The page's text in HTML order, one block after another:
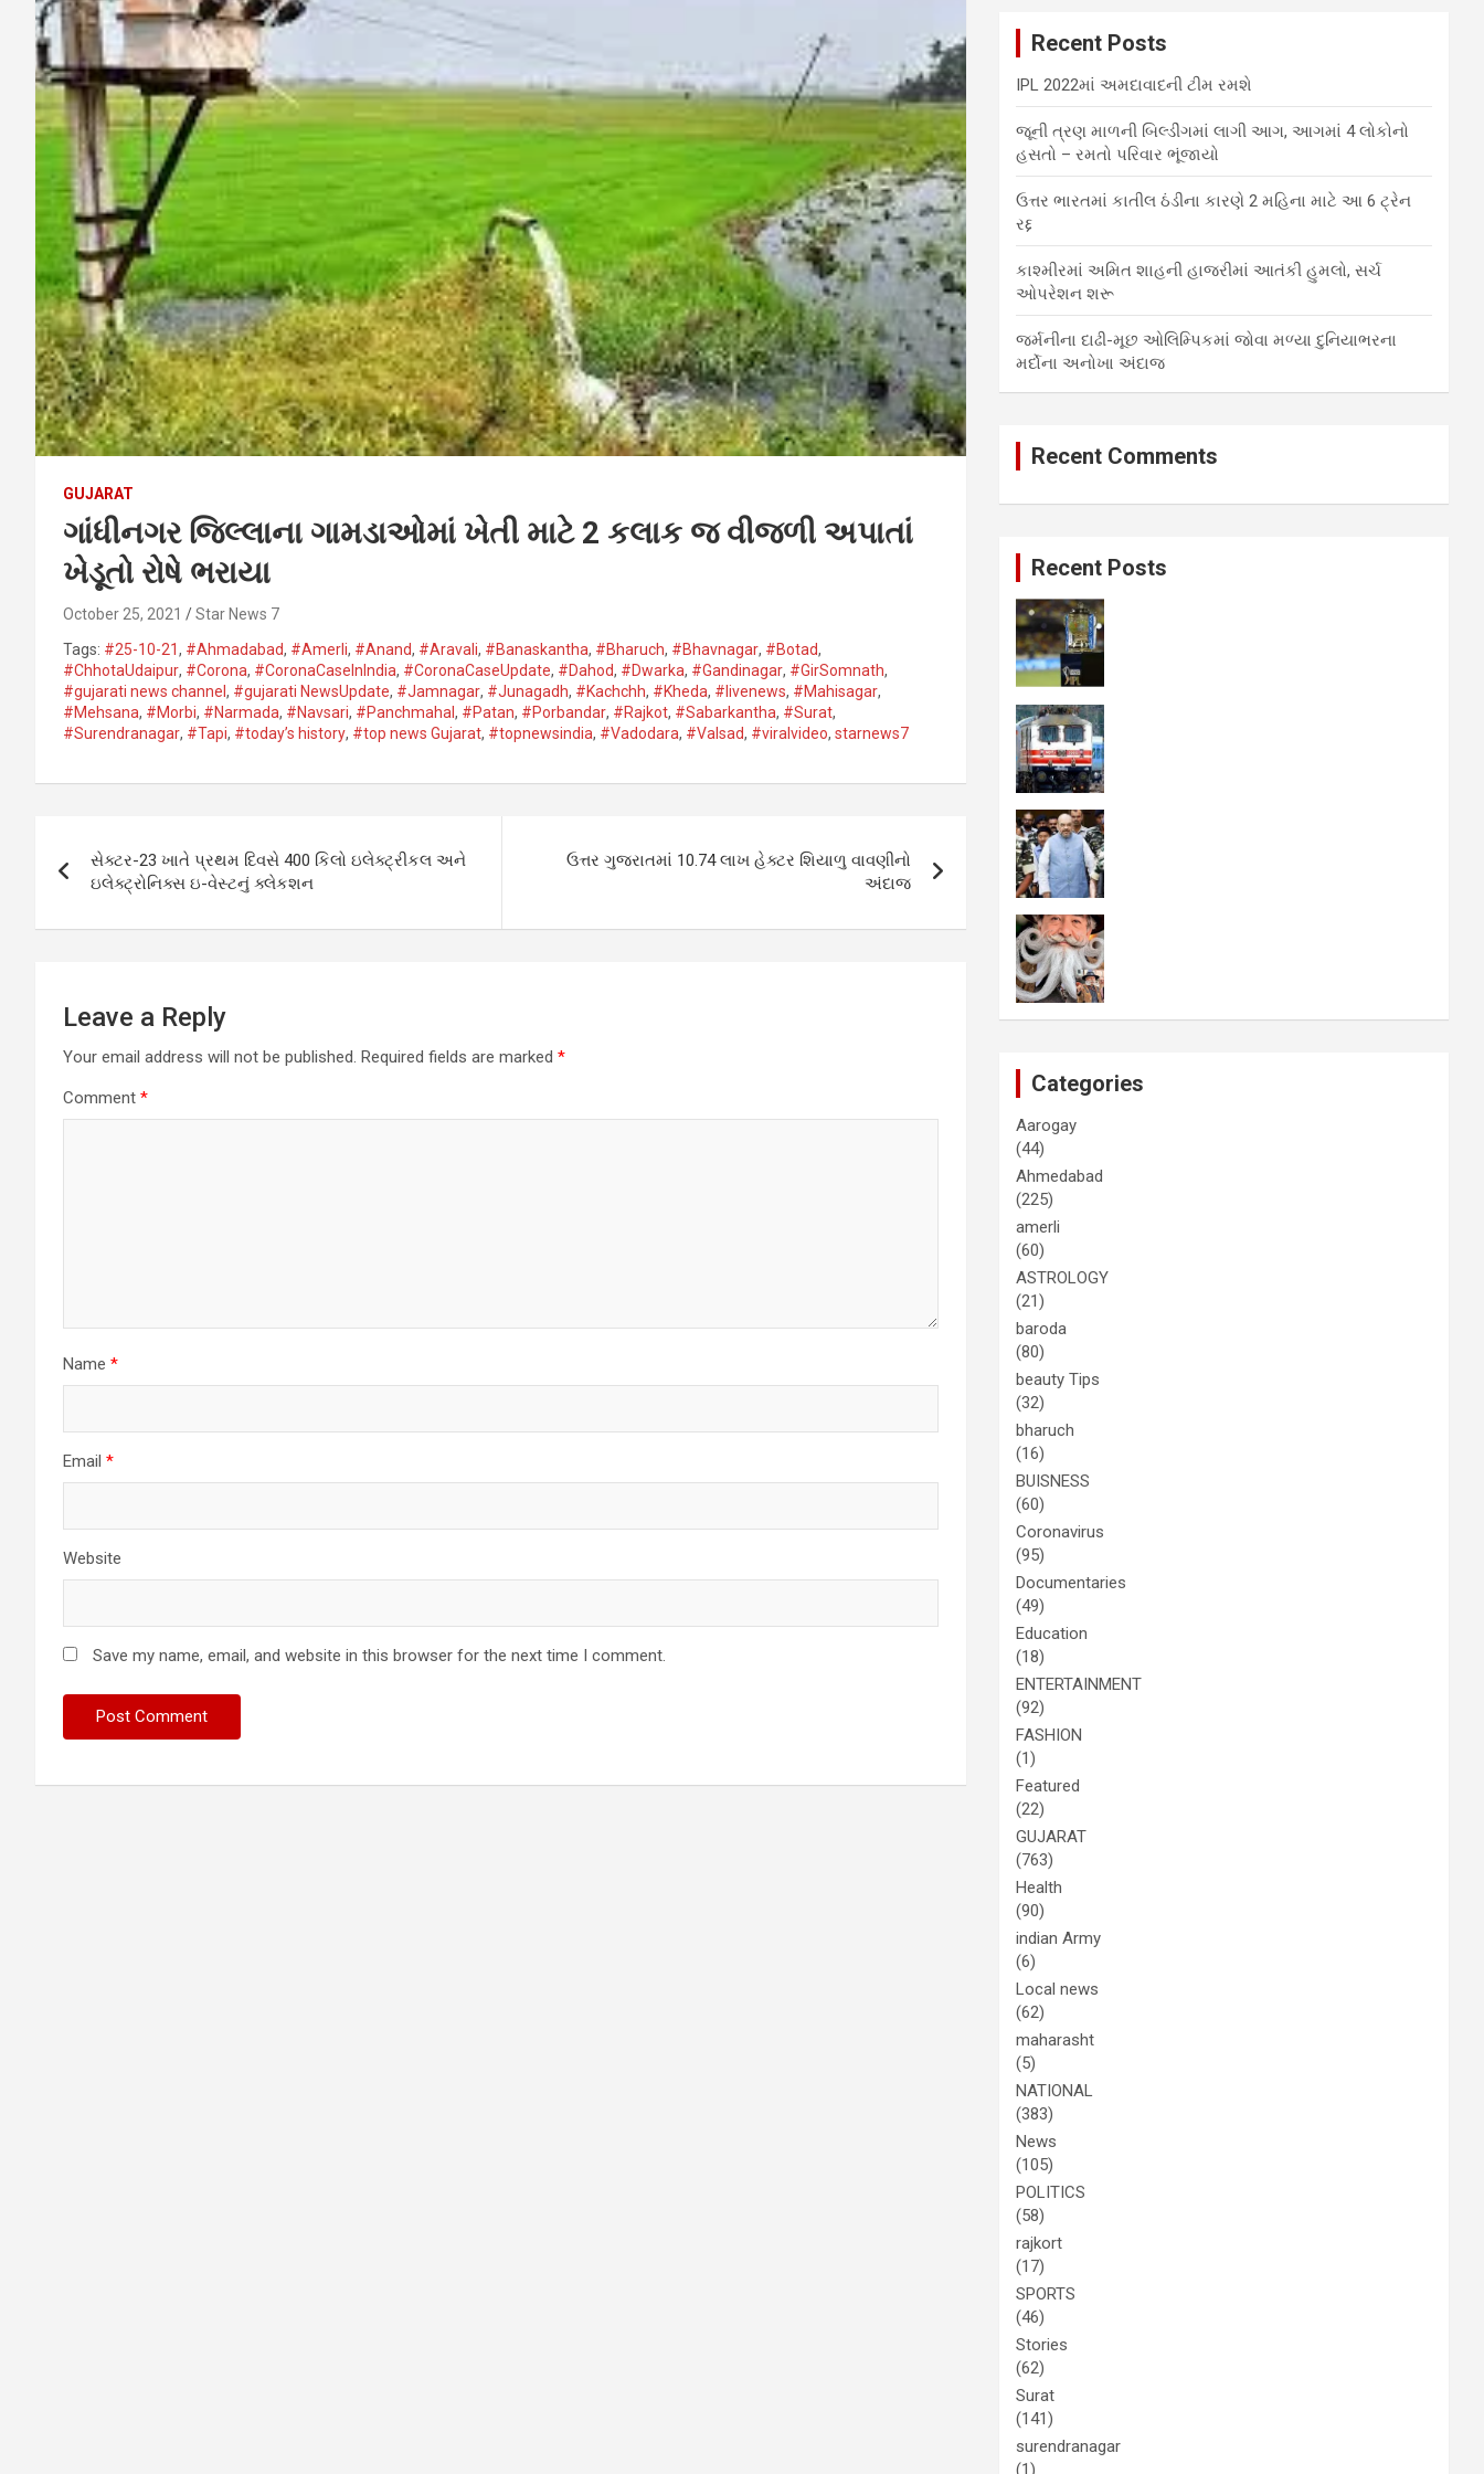
GUJARAT
ગાંધીનગર જિલ્લાના ગામડાઓમાં ખેતી માટે 2 કલાક જ વીજળી અપાતાં
ખેડૂતો રોષે ભરાયા
October 25, 2021
Star News 7
Tags: #25-10-21, #Ahmadabad, #Amerli, #Anand, #Aravali, #Banaskantha​, #Bharuch, #Bhavnagar​, #Botad,
#ChhotaUdaipur, #Corona​, #CoronaCaseInIndia, #CoronaCaseUpdate, #Dahod​, #Dwarka​, #Gandinagar, #GirSomnath,
#gujarati news channel , #gujarati NewsUpdate, #Jamnagar​, #Junagadh​, #Kachchh, #Kheda​, #livenews, #Mahisagar​,
#Mehsana, #Morbi, #Narmada, #Navsari​, #Panchmahal , #Patan​, #Porbandar​, #Rajkot​, #Sabarkantha​, #Surat​,
#Surendranagar, #Tapi​, #today’s history, #top news Gujarat, #topnewsindia, #Vadodara​, #Valsad​, #viralvideo, starnews7
navigation
સેક્ટર-23 ખાતે પ્રથમ દિવસે 400 કિલો ઇલેક્ટ્રીકલ અને
ઇલેક્ટ્રોનિક્સ ઇ-વેસ્ટનું ક્લેકશન
ઉત્તર ગુજરાતમાં 10.74 લાખ હેક્ટર શિયાળુ વાવણીનો
અંદાજ
Leave a Reply
Your email address will not be published. Required fields are marked *
Comment *
Name *
Email *
Website
Save my name, email, and website in this browser for the next time I comment.
Recent Posts
IPL 2022માં અમદાવાદની ટીમ રમશે
જૂની ત્રણ માળની બિલ્ડીંગમાં લાગી આગ, આગમાં 4 લોકોનો
હસતો – રમતો પરિવાર ભૂંજાયો
ઉત્તર ભારતમાં કાતીલ ઠંડીના કારણે 2 મહિના માટે આ 6 ટ્રેન
રદ્દ
કાશ્મીરમાં અમિત શાહની હાજરીમાં આતંકી હુમલો, સર્ચ
ઓપરેશન શરૂ
જર્મનીના દાઢી-મૂછ ઓલિમ્પિકમાં જોવા મળ્યા દુનિયાભરના
મર્દોના અનોખા અંદાજ
Recent Comments
Recent Posts
Categories
Aarogay
(44)
Ahmedabad
(225)
amerli
(60)
ASTROLOGY
(21)
baroda
(80)
beauty Tips
(32)
bharuch
(16)
BUISNESS
(60)
Coronavirus
(95)
Documentaries
(49)
Education
(18)
ENTERTAINMENT
(92)
FASHION
(1)
Featured
(22)
GUJARAT
(763)
Health
(90)
indian Army
(6)
Local news
(62)
maharasht
(5)
NATIONAL
(383)
News
(105)
POLITICS
(58)
rajkort
(17)
SPORTS
(46)
Stories
(62)
Surat
(141)
surendranagar
(1)